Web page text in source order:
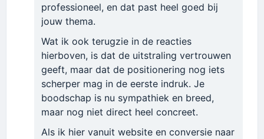
professioneel, en dat past heel goed bij
jouw thema.
Wat ik ook terugzie in de reacties
hierboven, is dat de uitstraling vertrouwen
geeft, maar dat de positionering nog iets
scherper mag in de eerste indruk. Je
boodschap is nu sympathiek en breed,
maar nog niet direct heel concreet.
Als ik hier vanuit website en conversie naar